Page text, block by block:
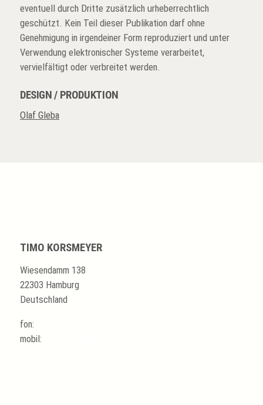
eventuell durch Dritte zusätzlich urheberrechtlich
geschützt. Kein Teil dieser Publikation darf ohne
Genehmigung in irgendeiner Form reproduziert und unter
Verwendung elektronischer Systeme verarbeitet,
vervielfältigt oder verbreitet werden.
DESIGN / PRODUKTION
Olaf Gleba
TIMO KORSMEYER
Wiesendamm 138
22303 Hamburg
Deutschland
fon:
mobil: